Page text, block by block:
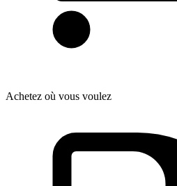
Achetez où vous voulez